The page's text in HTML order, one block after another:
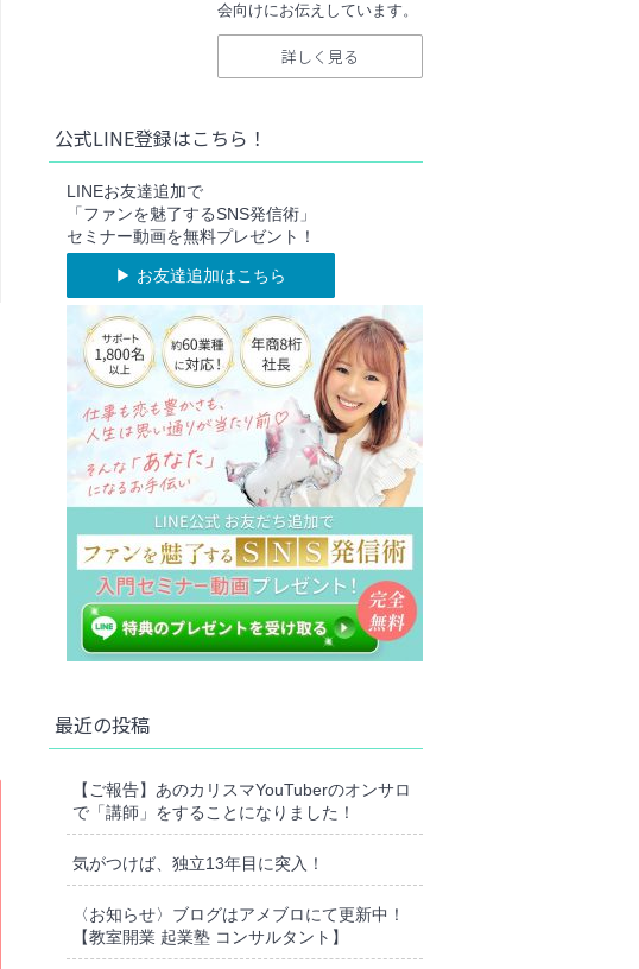
会向けにお伝えしています。
詳しく見る
公式LINE登録はこちら！
LINEお友達追加で
「ファンを魅了するSNS発信術」
セミナー動画を無料プレゼント！
▶︎ お友達追加はこちら
最近の投稿
【ご報告】あのカリスマYouTuberのオンサロ
で「講師」をすることになりました！
気がつけば、独立13年目に突入！
〈お知らせ〉ブログはアメブロにて更新中！
【教室開業 起業塾 コンサルタント】